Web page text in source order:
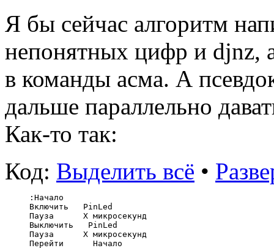
Я бы сейчас алгоритм
непонятных цифр и djnz,
в команды асма. А
дальше параллельно
Как-то так:
Код: Выделить всё •
:Начало
Включить   PinLed
Пауза      Х микросекунд
Выключить   PinLed
Пауза      Х микросекунд
Перейти      Начало